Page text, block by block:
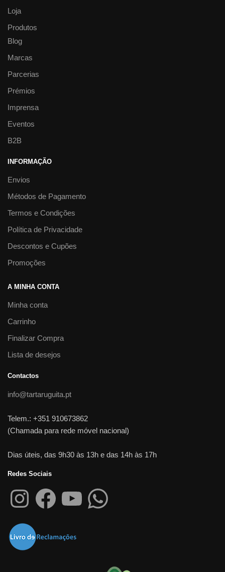
Loja
Produtos
Blog
Marcas
Parcerias
Prémios
Imprensa
Eventos
B2B
INFORMAÇÃO
Envios
Métodos de Pagamento
Termos e Condições
Política de Privacidade
Descontos e Cupões
Promoções
A MINHA CONTA
Minha conta
Carrinho
Finalizar Compra
Lista de desejos
Contactos
info@tartaruguita.pt
Telem.: +351 910673862
(Chamada para rede móvel nacional)
Dias úteis, das 9h30 às 13h e das 14h às 17h
Redes Sociais